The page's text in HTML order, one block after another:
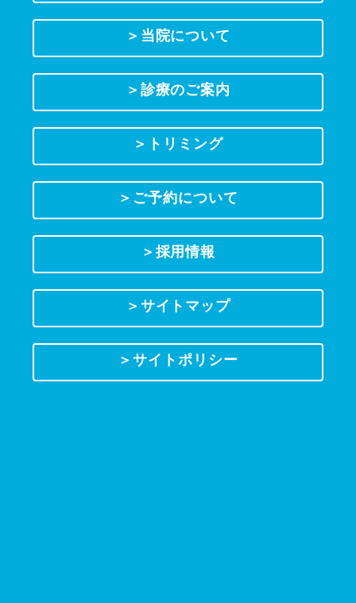
＞当院について
＞診療のご案内
＞トリミング
＞ご予約について
＞採用情報
＞サイトマップ
＞サイトポリシー